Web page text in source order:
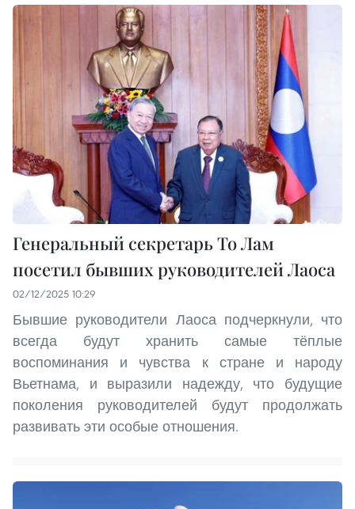
Генеральный секретарь То Лам
посетил бывших руководителей Лаоса
02/12/2025 10:29
Бывшие руководители Лаоса подчеркнули, что
всегда будут хранить самые тёплые
воспоминания и чувства к стране и народу
Вьетнама, и выразили надежду, что будущие
поколения руководителей будут продолжать
развивать эти особые отношения.